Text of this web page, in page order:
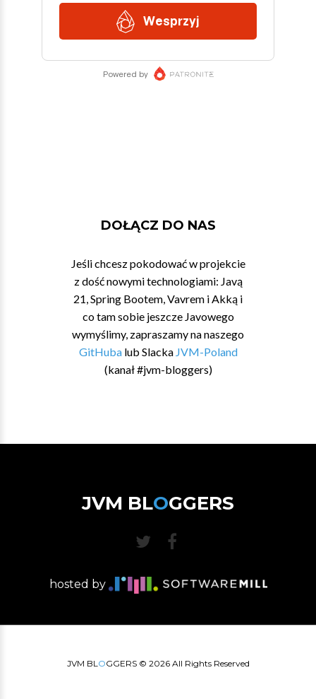
DOŁĄCZ DO NAS
Jeśli chcesz pokodować w projekcie
z dość nowymi technologiami: Javą
21, Spring Bootem, Vavrem i Akką i
co tam sobie jeszcze Javowego
wymyślimy, zapraszamy na naszego
GitHubalub Slacka JVM-Poland
(kanał #jvm-bloggers)
JVM BLOGGERS
hosted by
JVM BLOGGERS © 2026All Rights Reserved